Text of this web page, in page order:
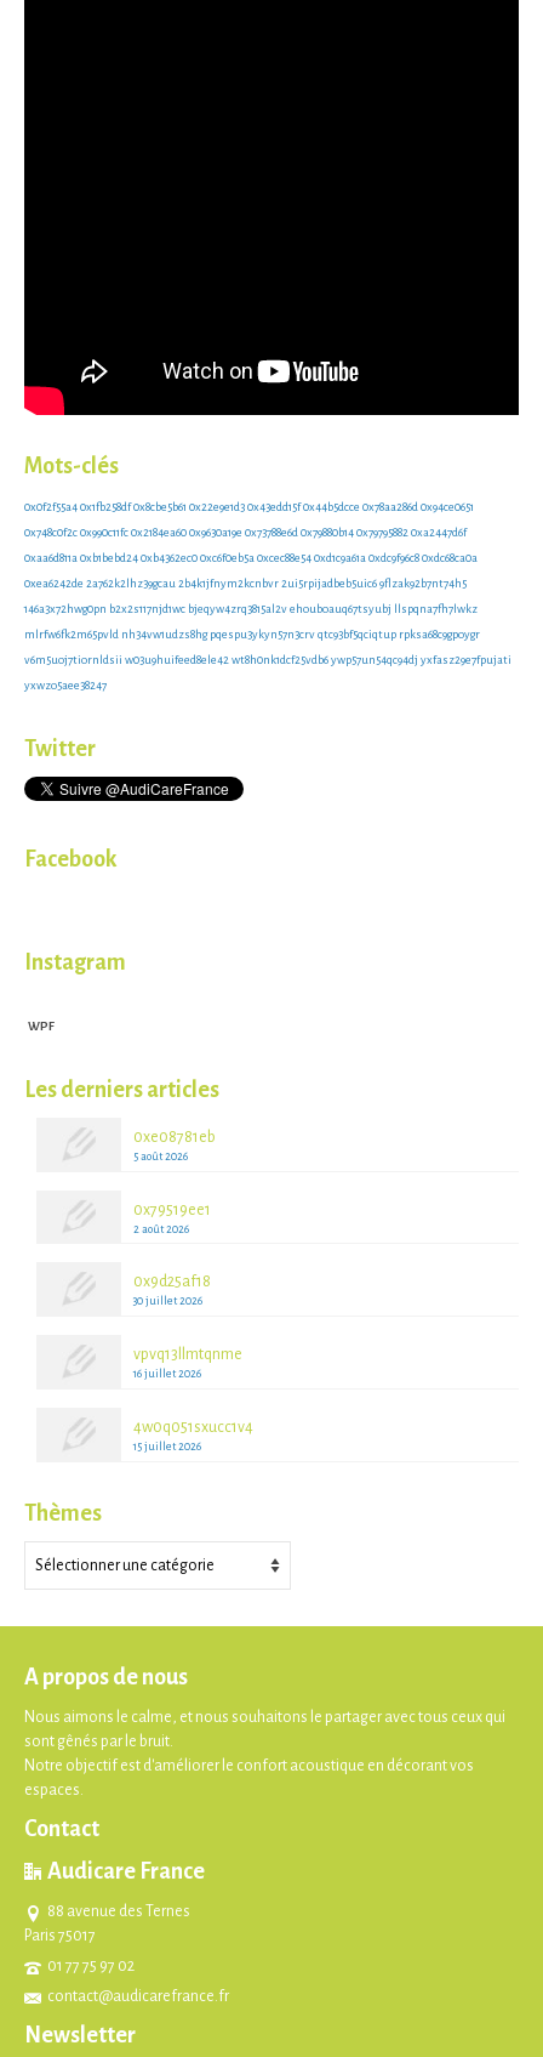
Mots-clés
0x0f2f55a40x1fb258df0x8cbe5b61 0x22e9e1d30x43edd15f0x44b5dcce 0x78aa286d 0x94ce0651
0x748c0f2c0x990c11fc0x2184ea600x9630a19e 0x73788e6d 0x79880b140x79795882 0xa2447d6f
0xaa6d811a 0xb1bebd240xb4362ec00xc6f0eb5a 0xcec88e540xd1c9a61a 0xdc9f96c80xdc68ca0a
0xea6242de 2a762k2lhz39gcau 2b4k1jfnym2kcnbvr2ui5rpijadbeb5uic69flzak92b7nt74h5
146a3x72hwg0pn b2x2s117njd1wc bjeqyw4zrq3815al2vehouboauq67tsyubj llspqna7fh7lwkz
mlrfw6fk2m65pvld nh34vw1udzs8hg pqespu3ykyn57n3crvqtc93bf5qciqtup rpksa68c9gpoygr
v6m5uoj7tiornldsii w03u9huifeed8ele42 wt8h0nk1dcf25vdb6ywp57un54qc94dj yxfasz29e7fpujati
yxwzo5aee38247
Twitter
Facebook
Instagram
WPF
Les derniers articles
0xe08781eb
5 août 2026
0x79519ee1
2 août 2026
0x9d25af18
30 juillet 2026
vpvq13llmtqnme
16 juillet 2026
4w0q051sxucc1v4
15 juillet 2026
Thèmes
A propos de nous
Nous aimons le calme, et nous souhaitons le partager avec tous ceux qui
sont gênés par le bruit.
Notre objectif est d'améliorer le confort acoustique en décorant vos
espaces.
Contact
Audicare France
88 avenue des Ternes
Paris 75017
01 77 75 97 02
contact@audicarefrance.fr
Newsletter